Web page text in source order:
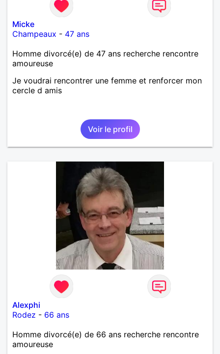
Micke
Champeaux - 47 ans
Homme divorcé(e) de 47 ans recherche rencontre
amoureuse
Je voudrai rencontrer une femme et renforcer mon
cercle d amis
Voir le profil
Alexphi
Rodez - 66 ans
Homme divorcé(e) de 66 ans recherche rencontre
amoureuse